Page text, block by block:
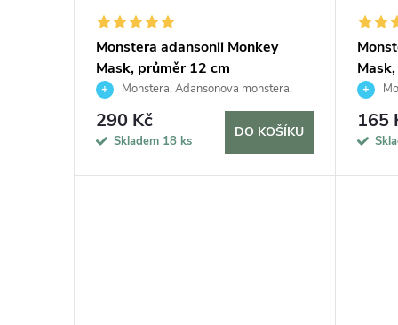
t
d
Monstera adansonii Monkey
Mask, průměr 12 cm
Monstera, Adansonova monstera,
Švýcarský sýr
290 Kč
Skladem 18 ks
DO KOŠÍKU 165